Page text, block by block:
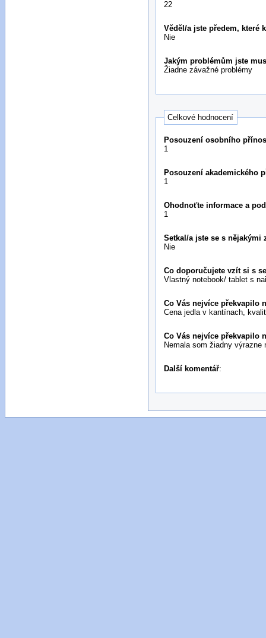
22
Věděl/a jste předem, které
Nie
Jakým problémům jste
Žiadne závažné problémy
Celkové hodnocení
Posouzení osobního
1
Posouzení akademického
1
Ohodnoťte informace a
1
Setkal/a jste se s nějakými
Nie
Co doporučujete vzít si s
Vlastný notebook/ tablet s
Co Vás nejvíce překvapilo
Cena jedla v kantínach,
Co Vás nejvíce překvapilo
Nemala som žiadny
Další komentář: